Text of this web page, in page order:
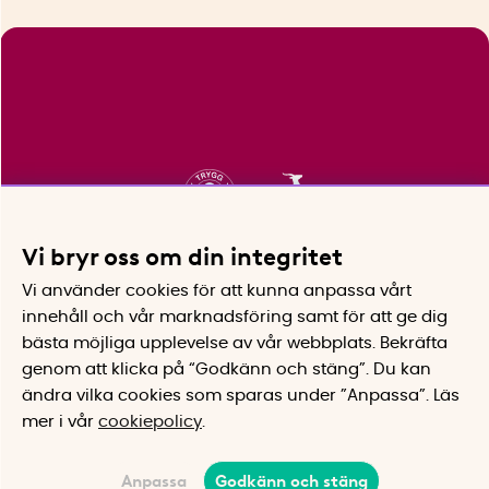
Vi bryr oss om din integritet
Vi använder cookies för att kunna anpassa vårt
innehåll och vår marknadsföring samt för att ge dig
bästa möjliga upplevelse av vår webbplats.
Bekräfta
genom att klicka på “Godkänn och stäng”. Du kan
ändra vilka cookies som sparas under ”Anpassa”.
Läs
mer i vår cookiepolicy
Anpassa Godkänn och stäng